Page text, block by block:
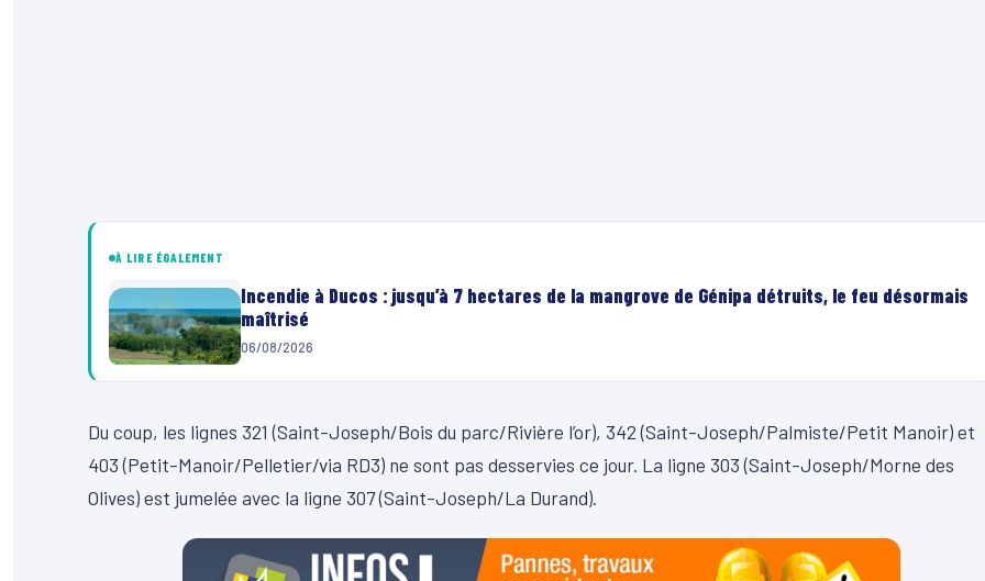
À LIRE ÉGALEMENT
Incendie à Ducos : jusqu’à 7 hectares de la mangrove de Génipa détruits, le feu désormais
maîtrisé
06/08/2026
Du coup, les lignes 321 (Saint-Joseph/Bois du parc/Rivière l’or), 342 (Saint-Joseph/Palmiste/Petit Manoir) et
403 (Petit-Manoir/Pelletier/via RD3) ne sont pas desservies ce jour. La ligne 303 (Saint-Joseph/Morne des
Olives) est jumelée avec la ligne 307 (Saint-Joseph/La Durand).